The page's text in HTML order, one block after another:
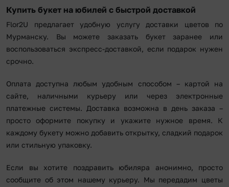
Купить букет на юбилей с быстрой доставкой
Flor2U предлагает удобную услугу доставки цветов по
Мурманску. Вы можете заказать букет заранее или
воспользоваться экспресс-доставкой, если подарок нужен
срочно.
Оплата доступна любым удобным способом – картой на
сайте, наличными курьеру или через электронные
платежные системы. Доставка возможна в день заказа –
просто оформите покупку и укажите нужное время. К
каждому букету можно добавить открытку, сладкий подарок
или стильную упаковку.
Если вы хотите поздравить юбиляра анонимно, просто
сообщите об этом нашему курьеру. Мы передадим цветы